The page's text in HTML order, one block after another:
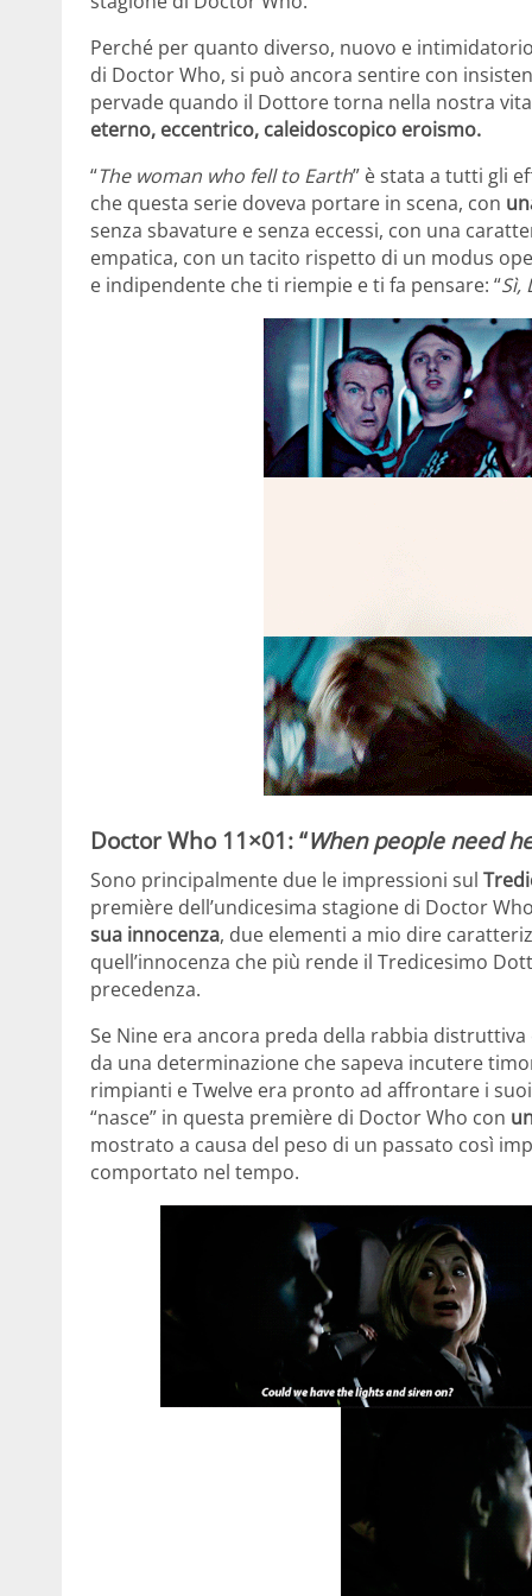
Perché per quanto diverso, nuovo e
di Doctor Who, si può ancora sentire con
pervade quando il Dottore torna nella nostra
eterno, eccentrico, caleidoscopico eroismo.
“The woman who fell to Earth” è stata a tutti gli
che questa serie doveva portare in scena, con
senza sbavature e senza eccessi, con una
empatica, con un tacito rispetto di un modus
e indipendente che ti riempie e ti fa pensare: “Sì,
Doctor Who 11×01: “When people need
Sono principalmente due le impressioni sul
première dell’undicesima stagione di Doctor
sua innocenza, due elementi a mio dire
quell’innocenza che più rende il Tredicesimo
precedenza.
Se Nine era ancora preda della rabbia
da una determinazione che sapeva incutere
rimpianti e Twelve era pronto ad affrontare i
“nasce” in questa première di Doctor Who con
mostrato a causa del peso di un passato così
comportato nel tempo.